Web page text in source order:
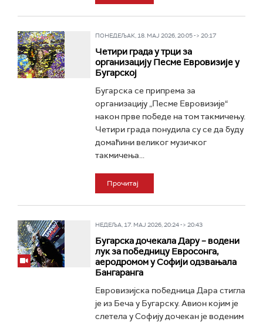
ПОНЕДЕЉАК, 18. МАЈ 2026, 20:05 -> 20:17
Четири града у трци за
организацију Песме Евровизије у
Бугарској
Бугарска се припрема за
организацију „Песме Евровизије“
након прве победе на том такмичењу.
Четири града понудила су се да буду
домаћини великог музичког
такмичења...
Прочитај
НЕДЕЉА, 17. МАЈ 2026, 20:24 -> 20:43
Бугарска дочекала Дару – водени
лук за победницу Евросонга,
аеродромом у Софији одзвањала
Бангаранга
Евровизијска победница Дара стигла
је из Беча у Бугарску. Авион којим је
слетела у Софију дочекан је воденим